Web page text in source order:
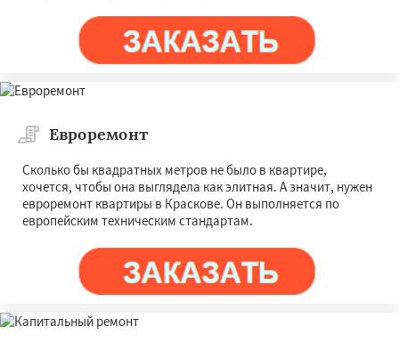
Евроремонт
Сколько бы квадратных метров не было в квартире,
хочется, чтобы она выглядела как элитная. А значит, нужен
евроремонт квартиры в Краскове. Он выполняется по
европейским техническим стандартам.